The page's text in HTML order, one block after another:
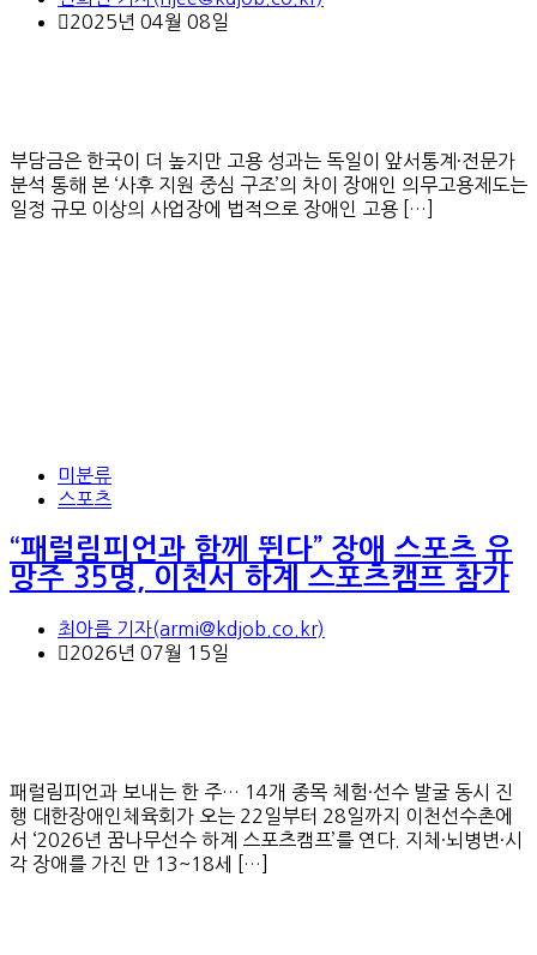
2025년 04월 08일
부담금은 한국이 더 높지만 고용 성과는 독일이 앞서통계·전문가
분석 통해 본 ‘사후 지원 중심 구조’의 차이 장애인 의무고용제도는
일정 규모 이상의 사업장에 법적으로 장애인 고용 […]
미분류
스포츠
“패럴림피언과 함께 뛴다” 장애 스포츠 유
망주 35명, 이천서 하계 스포츠캠프 참가
최아름 기자(armi@kdjob.co.kr)
2026년 07월 15일
패럴림피언과 보내는 한 주… 14개 종목 체험·선수 발굴 동시 진
행 대한장애인체육회가 오는 22일부터 28일까지 이천선수촌에
서 ‘2026년 꿈나무선수 하계 스포츠캠프’를 연다. 지체·뇌병변·시
각 장애를 가진 만 13~18세 […]